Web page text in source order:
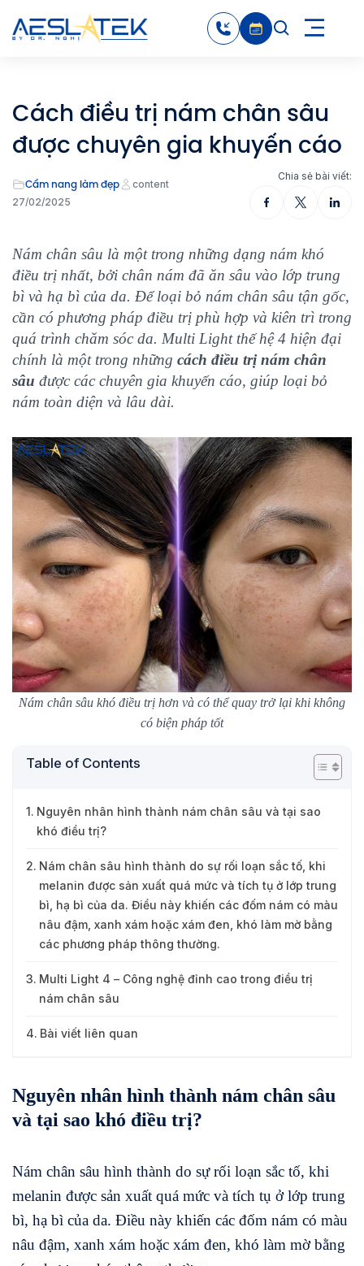
Cách điều trị nám chân sâu
được chuyên gia khuyến cáo
Cẩm nang làm đẹp
content
27/02/2025
Chia sẻ bài viết:
Nám chân sâu là một trong những dạng nám khó
điều trị nhất, bởi chân nám đã ăn sâu vào lớp trung
bì và hạ bì của da. Để loại bỏ nám chân sâu tận gốc,
cần có phương pháp điều trị phù hợp và kiên trì trong
quá trình chăm sóc da. Multi Light thế hệ 4 hiện đại
chính là một trong những cách điều trị nám chân
sâu được các chuyên gia khuyến cáo, giúp loại bỏ
nám toàn diện và lâu dài.
Nám chân sâu khó điều trị hơn và có thể quay trở lại khi không
có biện pháp tốt
Table of Contents
Nguyên nhân hình thành nám chân sâu và tại sao
khó điều trị?
Nám chân sâu hình thành do sự rối loạn sắc tố, khi
melanin được sản xuất quá mức và tích tụ ở lớp trung
bì, hạ bì của da. Điều này khiến các đốm nám có màu
nâu đậm, xanh xám hoặc xám đen, khó làm mờ bằng
các phương pháp thông thường.
Multi Light 4 – Công nghệ đỉnh cao trong điều trị
nám chân sâu
Bài viết liên quan
Nguyên nhân hình thành nám chân sâu
và tại sao khó điều trị?
Nám chân sâu hình thành do sự rối loạn sắc tố, khi
melanin được sản xuất quá mức và tích tụ ở lớp trung
bì, hạ bì của da. Điều này khiến các đốm nám có màu
nâu đậm, xanh xám hoặc xám đen, khó làm mờ bằng